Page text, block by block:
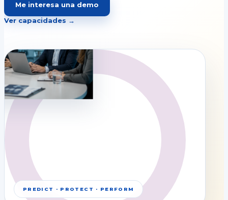
Me interesa una demo
Ver capacidades →
PREDICT · PROTECT · PERFORM